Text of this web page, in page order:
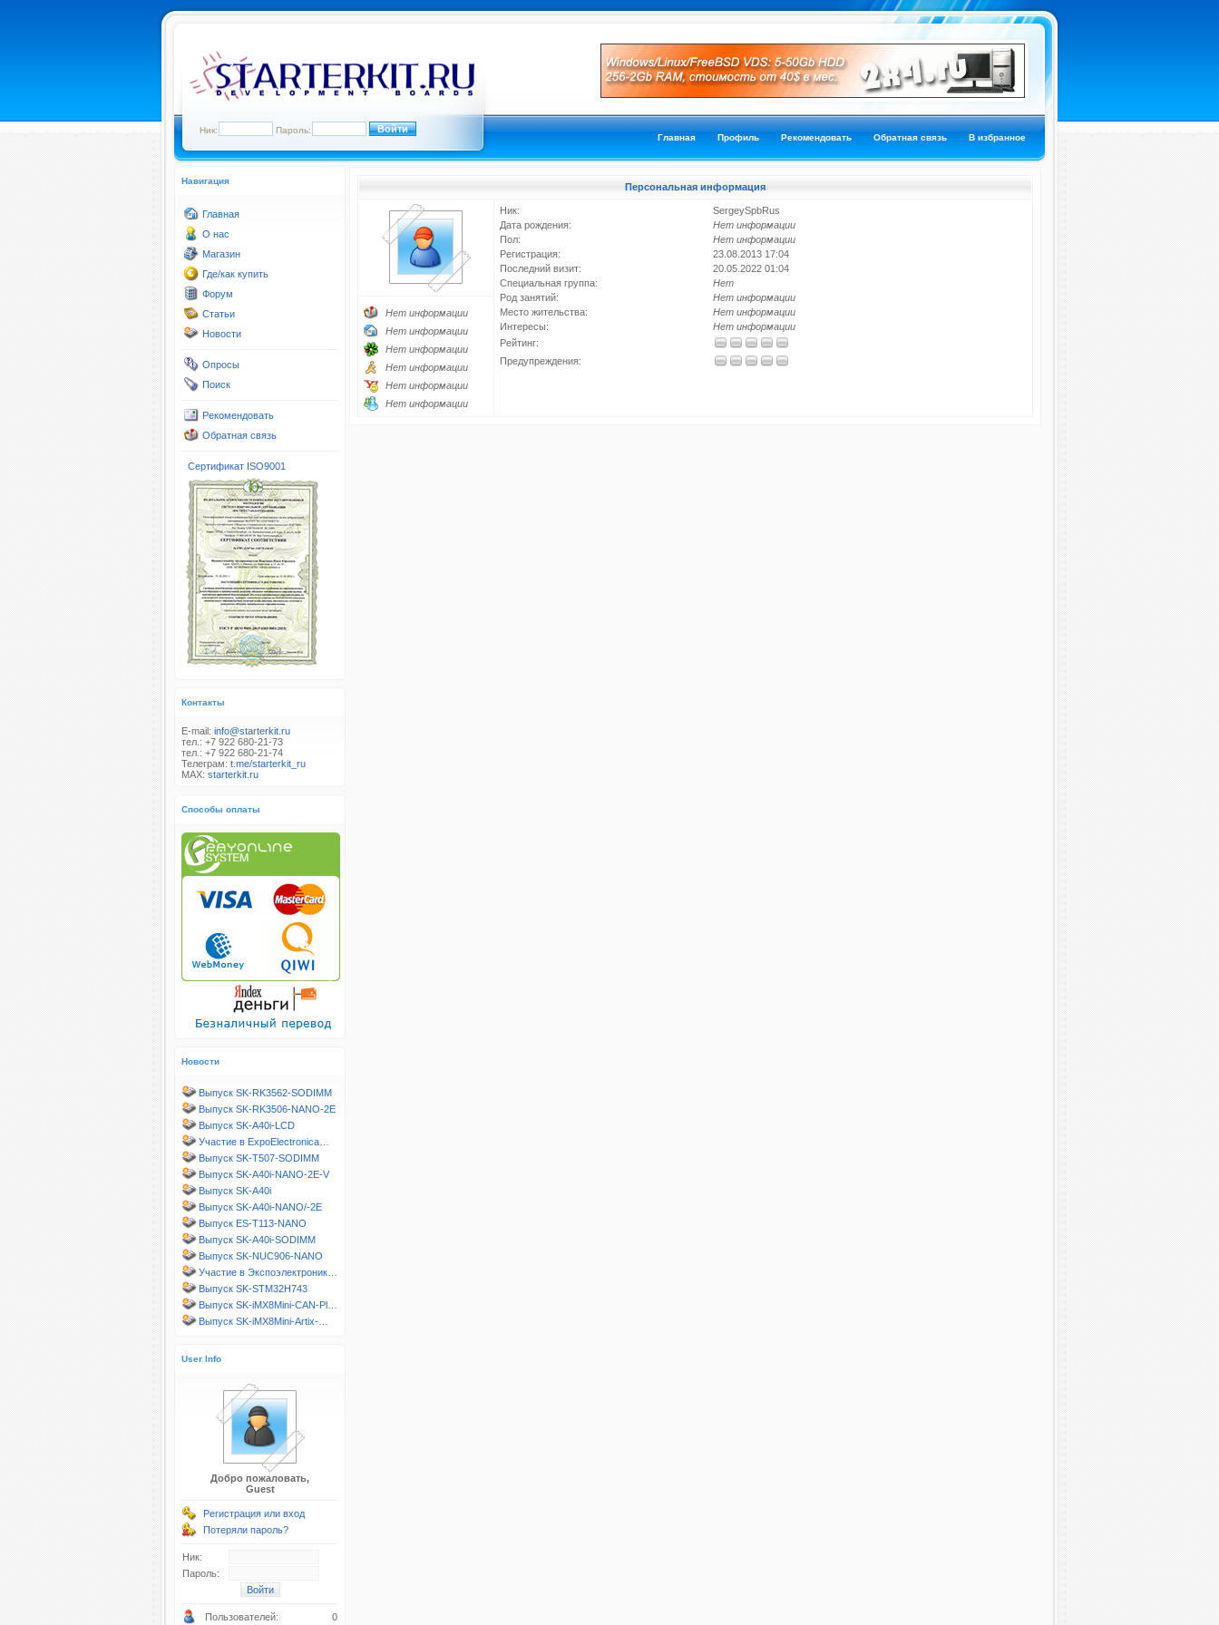
Ник: Пароль:
Главная Профиль Рекомендовать Обратная связь В избранное
Навигация
Главная
О нас
Магазин
Где/как купить
Форум
Статьи
Новости
Опросы
Поиск
Рекомендовать
Обратная связь
Сертификат ISO9001
Контакты
E-mail: info@starterkit.ru
тел.: +7 922 680-21-73
тел.: +7 922 680-21-74
Телеграм: t.me/starterkit_ru
MAX: starterkit.ru
Способы оплаты
Новости
Выпуск SK-RK3562-SODIMM
Выпуск SK-RK3506-NANO-2E
Выпуск SK-A40i-LCD
Участие в ExpoElectronica…
Выпуск SK-T507-SODIMM
Выпуск SK-A40i-NANO-2E-V
Выпуск SK-A40i
Выпуск SK-A40i-NANO/-2E
Выпуск ES-T113-NANO
Выпуск SK-A40i-SODIMM
Выпуск SK-NUC906-NANO
Участие в Экспоэлектроник…
Выпуск SK-STM32H743
Выпуск SK-iMX8Mini-CAN-Pl…
Выпуск SK-iMX8Mini-Artix-…
User Info
Добро пожаловать,
Guest
Регистрация или вход
Потеряли пароль?
Ник:
Пароль:
Пользователей: 0
Персональная информация
Ник:
SergeySpbRus
Дата рождения:
Нет информации
Пол:
Нет информации
Регистрация:
23.08.2013 17:04
Последний визит:
20.05.2022 01:04
Специальная группа:
Нет
Род занятий:
Нет информации
Место жительства:
Нет информации
Интересы:
Нет информации
Рейтинг:
Предупреждения:
Нет информации
Нет информации
Нет информации
Нет информации
Нет информации
Нет информации